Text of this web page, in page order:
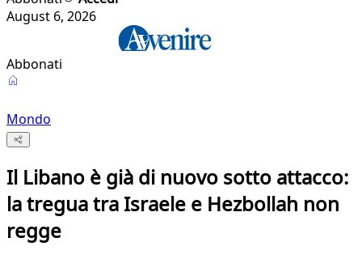
August 6, 2026
Abbonati
Mondo
Il Libano è già di nuovo sotto attacco:
la tregua tra Israele e Hezbollah non
regge